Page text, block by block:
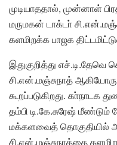
முடியாததால், முன்னாள்
மருமகன் டாக்டா்
களமிறக்க பாஜக
இதுகுறித்து எச்.டி.தேவெ
சி.என்.மஞ்சுநாத்
கூறப்படுகிறது. கா்நாடக
தம்பி டி.கே.சுரேஷ்
மக்களவைத் தொகுதியில்
சி.என்.மஞ்சுநாத்தை